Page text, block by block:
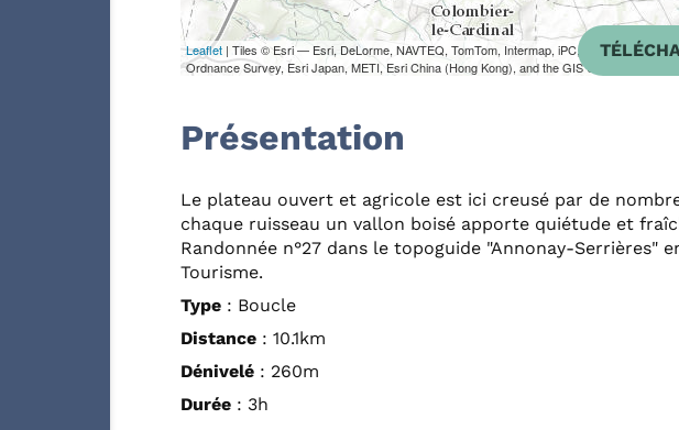
Leaflet | Tiles © Esri — Esri, DeLorme, NAVTEQ, TomTom, Intermap, iPC, USGS, FAO,
Ordnance Survey, Esri Japan, METI, Esri China (Hong Kong), and the GIS User Community
Présentation
Le plateau ouvert et agricole est ici creusé par de
chaque ruisseau un vallon boisé apporte quiétude et
Randonnée n°27 dans le topoguide "Annonay-Serrières"
Tourisme.
Type : Boucle
Distance : 10.1km
Dénivelé : 260m
Durée : 3h